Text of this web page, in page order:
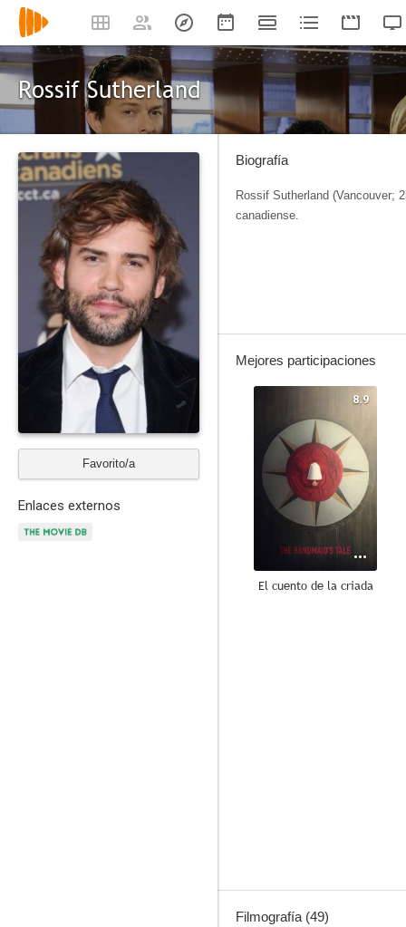
Rossif Sutherland
Favorito/a
Enlaces externos
Biografía
Rossif Sutherland (Vancouver;
canadiense.
Mejores participaciones
8.9
El cuento de la criada
Filmografía (49)